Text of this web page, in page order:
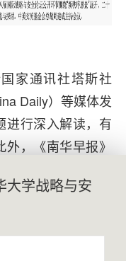
家通讯社塔斯社
Daily）等媒体发
进行深入解读，有
，《南华早报》
日本广播协会
也对论坛予以关
大学战略与安